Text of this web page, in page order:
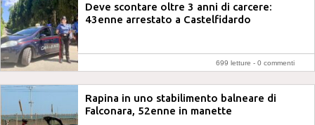
Deve scontare oltre 3 anni di carcere:
43enne arrestato a Castelfidardo
699 letture - 0 commenti
Rapina in uno stabilimento balneare di
Falconara, 52enne in manette